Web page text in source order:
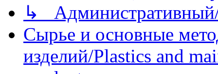
↳
Сырье и основные
изделий/Plastics and